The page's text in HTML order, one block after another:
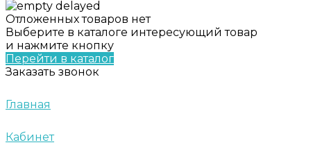
Отложенных товаров нет
Выберите в каталоге интересующий товар
и нажмите кнопку
Перейти в каталог
Заказать звонок
Главная
Кабинет